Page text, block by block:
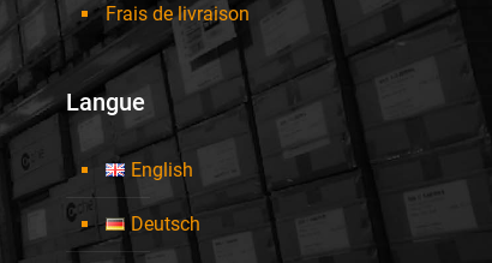
Frais de livraison
Langue
English
Deutsch